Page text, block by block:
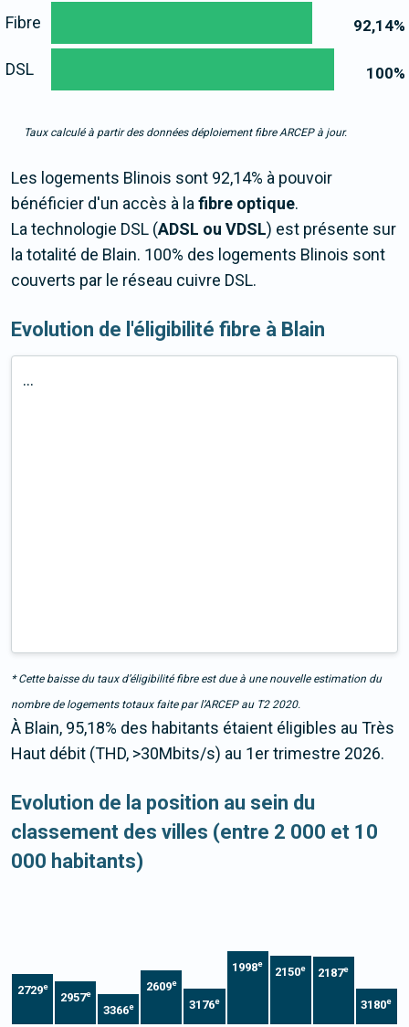
92,14%
100%
Fibre
DSL
Taux calculé à partir des données déploiement fibre ARCEP à jour.
Les logements Blinois sont 92,14% à pouvoir
bénéficier d'un accès à lafibre optique.
La technologie DSL (ADSL ou VDSL) est présente sur
la totalité de Blain. 100% des logements Blinois sont
couverts par le réseau cuivre DSL.
Evolution de l'éligibilité fibre à Blain
...
* Cette baisse du taux d’éligibilité fibre est due à une nouvelle estimation du
nombre de logements totaux faite par l’ARCEP au T2 2020.
À Blain, 95,18% des habitants étaient éligibles au Très
Haut débit (THD, >30Mbits/s) au 1er trimestre 2026.
Evolution de la position au sein du
classement des villes (entre 2 000 et 10
000 habitants)
2729e
2957e
3366e
2609e
3176e
1998e
2150e 2187e
3180e